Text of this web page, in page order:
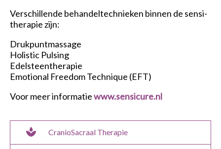
spa CranioSacraal Therapie
Verschillende behandeltechnieken binnen de sensi-
therapie zijn:
Drukpuntmassage
Holistic Pulsing
Edelsteentherapie
Emotional Freedom Technique (EFT)
Voor meer informatiewww.sensicure.nl